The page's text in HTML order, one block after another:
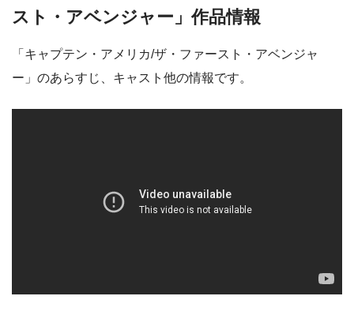
スト・アベンジャー」作品情報
「キャプテン・アメリカ/ザ・ファースト・アベンジャ
ー」のあらすじ、キャスト他の情報です。